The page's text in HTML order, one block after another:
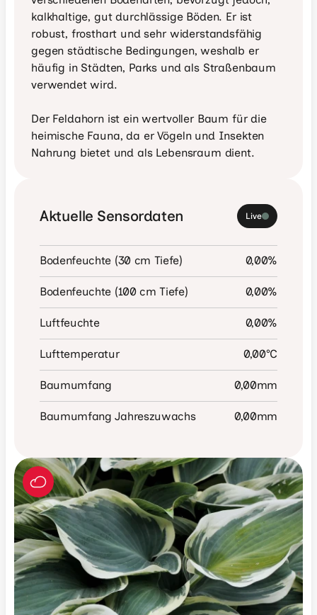
kalkhaltige, gut durchlässige Böden. Er ist
robust, frosthart und sehr widerstandsfähig
gegen städtische Bedingungen, weshalb er
häufig in Städten, Parks und als Straßenbaum
verwendet wird.
Der Feldahorn ist ein wertvoller Baum für die
heimische Fauna, da er Vögeln und Insekten
Nahrung bietet und als Lebensraum dient.
Aktuelle Sensordaten Live
Bodenfeuchte (30 cm Tiefe) 0,00%
Bodenfeuchte (100 cm Tiefe) 0,00%
Luftfeuchte 0,00%
Lufttemperatur 0,00°C
Baumumfang 0,00mm
Baumumfang Jahreszuwachs 0,00mm